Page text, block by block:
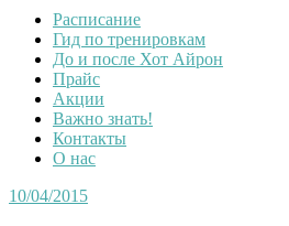
Расписание
Гид по тренировкам
До и после Хот Айрон
Прайс
Акции
Важно знать!
Контакты
О нас
10/04/2015